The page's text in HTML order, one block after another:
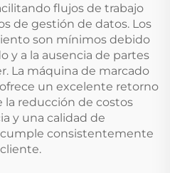
flujos de trabajo
de gestión de datos. Los
son mínimos debido
y a la ausencia de partes
La máquina de marcado
un excelente retorno
reducción de costos
y una calidad de
consistentemente